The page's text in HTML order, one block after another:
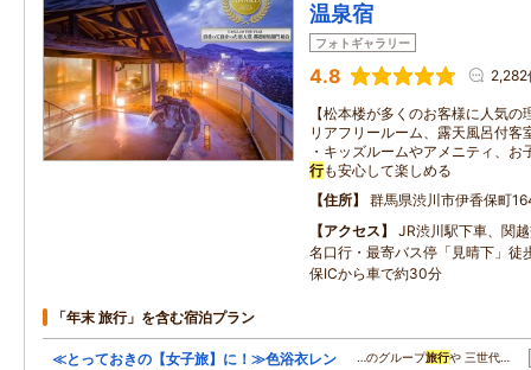
温泉宿
フォトギャラリー
4.8 2,282
【松本楼が多くのお客様に人気
リアフリールーム、露天風呂付客
・キッズルームやアメニティ、
行も安心して楽しめる
住所
群馬県渋川市伊香保町
アクセス
JR渋川駅下車、関
名口行・最寄バス停「見晴下」徒
保ICから車で約30分
「年末 旅行」を含む宿泊プラン
≪とっておきの【女子旅】に！≫色浴衣レン
…のグループ旅行や 三世代…